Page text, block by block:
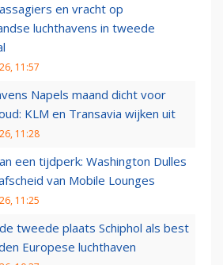
en vracht op
luchthavens in tweede
11:57
Napels maand dicht voor
KLM en Transavia wijken uit
11:28
een tijdperk: Washington Dulles
van Mobile Lounges
11:25
tweede plaats Schiphol als best
Europese luchthaven